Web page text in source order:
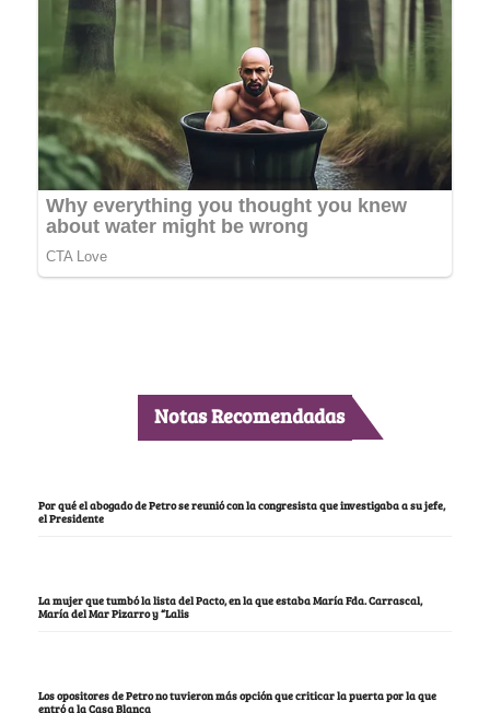
Notas Recomendadas
Por qué el abogado de Petro se reunió con la congresista que investigaba a su jefe,
el Presidente
La mujer que tumbó la lista del Pacto, en la que estaba María Fda. Carrascal,
María del Mar Pizarro y “Lalis
Los opositores de Petro no tuvieron más opción que criticar la puerta por la que
entró a la Casa Blanca